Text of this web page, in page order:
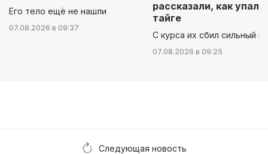
Его тело ещё не нашли
07.08.2026 в 09:37
рассказали, как упали
тайге
С курса их сбил сильный
07.08.2026 в 09:25
Следующая новость